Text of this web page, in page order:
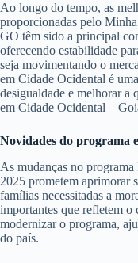
Ao longo do tempo, as
proporcionadas pelo
GO têm sido a principal
oferecendo estabilidade
seja movimentando o
em Cidade Ocidental é
desigualdade e melhorar a
em Cidade Ocidental –
Novidades do programa
As mudanças no
2025 prometem aprimorar
famílias necessitadas a
importantes que refletem
modernizar o programa,
do país.